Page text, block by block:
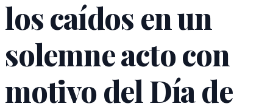
los caídos en un
solemne acto con
motivo del Día de